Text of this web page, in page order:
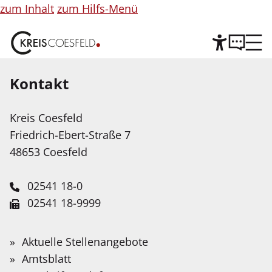
zum Inhalt zum Hilfs-Menü
Copyright
©
Service-Portal
Öffentliche Zustellung gem. §
10 LZG NRW an Frau
Hilfe
Leichte Sprache
Wir stellen Inhalte unserer Web-Seite in Leichter
Hilfe Künstlicher Intelligenz weiter ausgebaut.
Gebärdensprache
Kontakt
Kreis Coesfeld
Friedrich-Ebert-Straße 7
48653 Coesfeld
02541 18-0
02541 18-9999
info@kreis-coesfeld.de
Kontaktformular
Suche
Wonach
suchen
Aktuelle Stellenangebote
Amtsblatt